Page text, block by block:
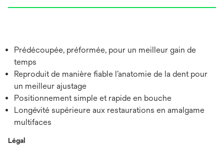
Prédécoupée, préformée, pour un meilleur gain de
temps
Reproduit de manière fiable l’anatomie de la dent pour
un meilleur ajustage
Positionnement simple et rapide en bouche
Longévité supérieure aux restaurations en amalgame
multifaces
Légal